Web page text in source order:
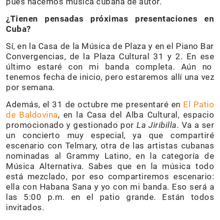
¿Tienen pensadas próximas presentaciones en
Cuba?
Sí, en la Casa de la Música de Plaza y en el Piano Bar
Convergencias, de la Plaza Cultural 31 y 2. En ese
último estaré con mi banda completa. Aún no
tenemos fecha de inicio, pero estaremos allí una vez
por semana.
Además, el 31 de octubre me presentaré en El Patio
de Baldovina, en la Casa del Alba Cultural, espacio
promocionado y gestionado por La Jiribilla. Va a ser
un concierto muy especial, ya que compartiré
escenario con Telmary, otra de las artistas cubanas
nominadas al Grammy Latino, en la categoría de
Música Alternativa. Sabes que en la música todo
está mezclado, por eso compartiremos escenario:
ella con Habana Sana y yo con mi banda. Eso será a
las 5:00 p.m. en el patio grande. Están todos
invitados.